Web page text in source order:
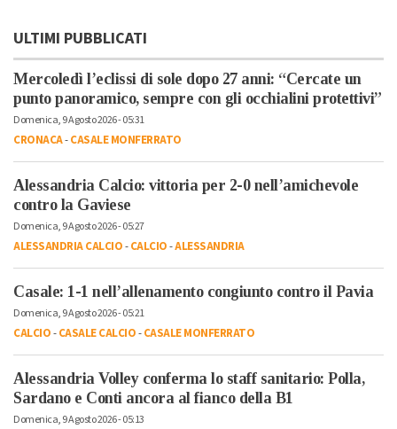
ULTIMI PUBBLICATI
Mercoledì l’eclissi di sole dopo 27 anni: “Cercate un
punto panoramico, sempre con gli occhialini protettivi”
Domenica, 9 Agosto 2026 - 05:31
CRONACA-CASALE MONFERRATO
Alessandria Calcio: vittoria per 2-0 nell’amichevole
contro la Gaviese
Domenica, 9 Agosto 2026 - 05:27
ALESSANDRIA CALCIO-CALCIO-ALESSANDRIA
Casale: 1-1 nell’allenamento congiunto contro il Pavia
Domenica, 9 Agosto 2026 - 05:21
CALCIO-CASALE CALCIO-CASALE MONFERRATO
Alessandria Volley conferma lo staff sanitario: Polla,
Sardano e Conti ancora al fianco della B1
Domenica, 9 Agosto 2026 - 05:13